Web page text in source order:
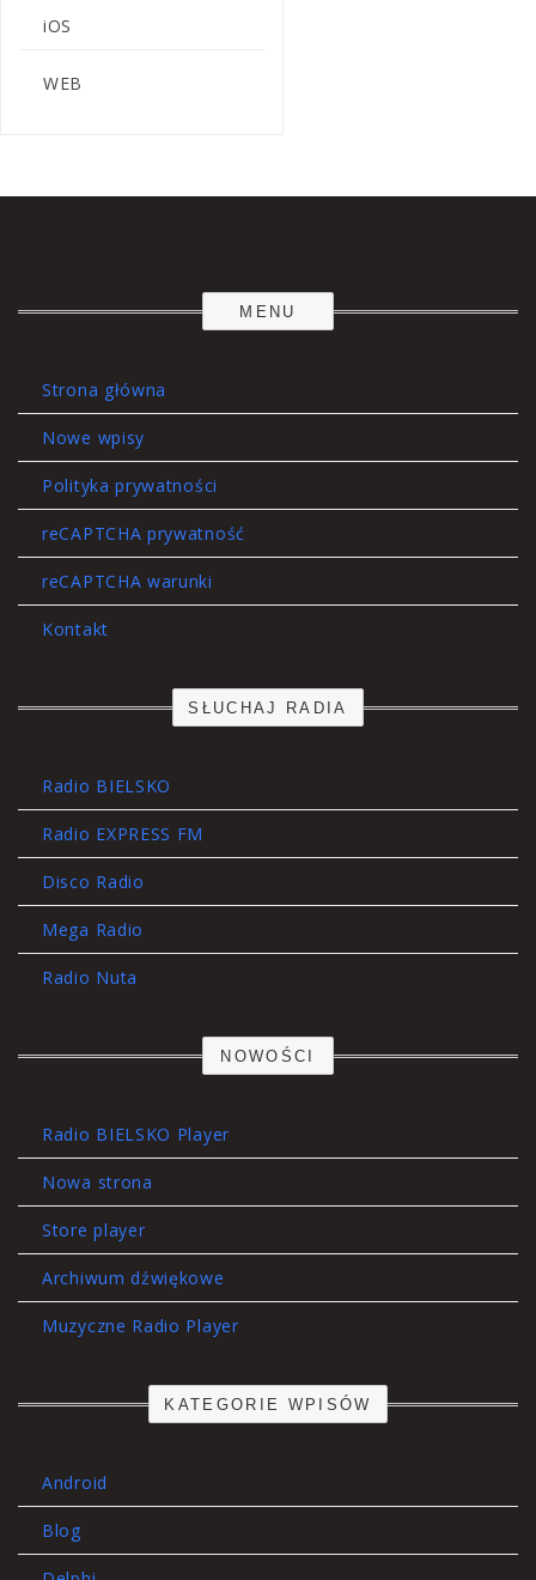
iOS
WEB
MENU
Strona główna
Nowe wpisy
Polityka prywatności
reCAPTCHA prywatność
reCAPTCHA warunki
Kontakt
SŁUCHAJ RADIA
Radio BIELSKO
Radio EXPRESS FM
Disco Radio
Mega Radio
Radio Nuta
NOWOŚCI
Radio BIELSKO Player
Nowa strona
Store player
Archiwum dźwiękowe
Muzyczne Radio Player
KATEGORIE WPISÓW
Android
Blog